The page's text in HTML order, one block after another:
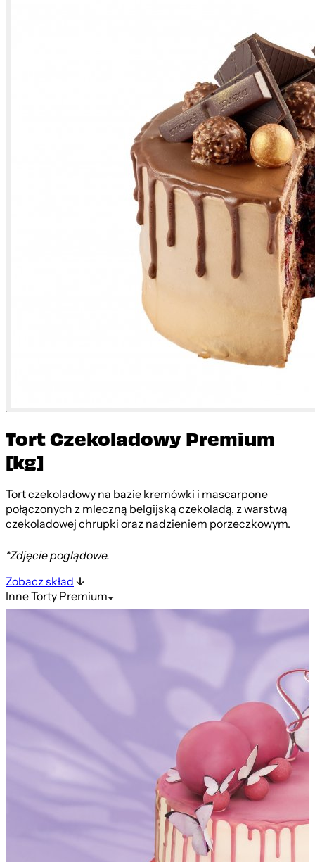
Tort Czekoladowy Premium
[kg]
Tort czekoladowy na bazie kremówki i mascarpone
połączonych z mleczną belgijską czekoladą, z warstwą
czekoladowej chrupki oraz nadzieniem porzeczkowym.
*Zdjęcie poglądowe.
Zobacz skład
InneTorty Premium